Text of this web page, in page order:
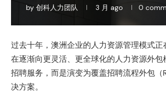
by 创科人力团队 3 月 ago 0
过去十年，澳洲企业的人力资源管理模式
在逐渐向更灵活、更全球化的人力资源外
招聘服务，而是演变为覆盖招聘流程外包
决方案。